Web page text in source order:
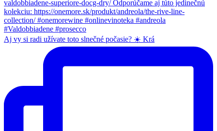
Aj vy si radi užívate toto slnečné počasie? ☀️ Krá